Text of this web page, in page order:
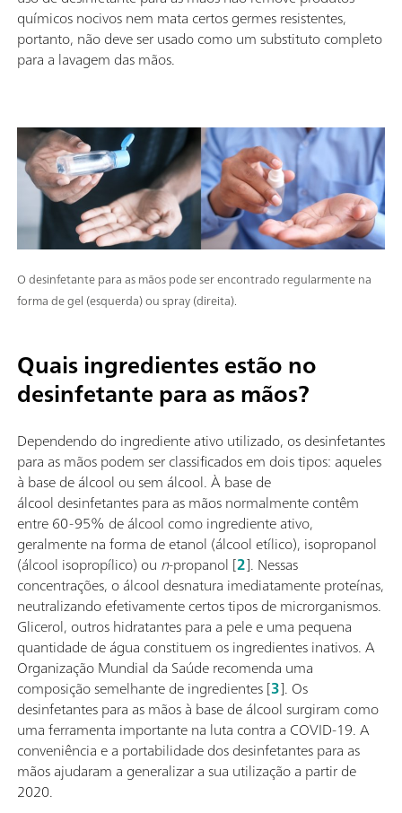
químicos nocivos nem mata certos germes resistentes,
portanto, não deve ser usado como um substituto completo
para a lavagem das mãos.
O desinfetante para as mãos pode ser encontrado regularmente na
forma de gel (esquerda) ou spray (direita).
Quais ingredientes estão no
desinfetante para as mãos?
Dependendo do ingrediente ativo utilizado, os desinfetantes
para as mãos podem ser classificados em dois tipos: aqueles
à base de álcool ou sem álcool. À base de
álcool desinfetantes para as mãos normalmente contêm
entre 60-95% de álcool como ingrediente ativo,
geralmente na forma de etanol (álcool etílico), isopropanol
(álcool isopropílico) ou n-propanol [2]. Nessas
concentrações, o álcool desnatura imediatamente proteínas,
neutralizando efetivamente certos tipos de microrganismos.
Glicerol, outros hidratantes para a pele e uma pequena
quantidade de água constituem os ingredientes inativos. A
Organização Mundial da Saúde recomenda uma
composição semelhante de ingredientes [3]. Os
desinfetantes para as mãos à base de álcool surgiram como
uma ferramenta importante na luta contra a COVID-19. A
conveniência e a portabilidade dos desinfetantes para as
mãos ajudaram a generalizar a sua utilização a partir de
2020.